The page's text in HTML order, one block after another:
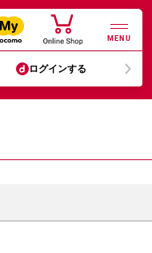
MENU
ログインする